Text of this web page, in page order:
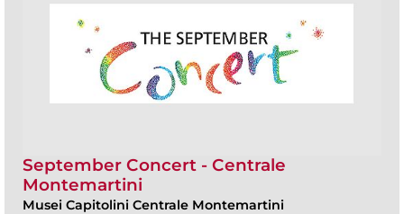
September Concert - Centrale
Montemartini
Musei Capitolini Centrale Montemartini